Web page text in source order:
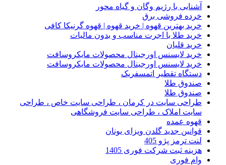
آشنایی با رژیم وگان و گیاه محور
خرده فروشی برق
خرید بهترین قهوه | خرید قهوه | قهوه گرنیکا کافی
خرید طلا با اجرت مناسب و بدون مالیات
خرید قلیان
خرید لایسنس اورجینال محصولات مایکروسافت
خرید لایسنس اورجینال محصولات مایکروسافت
دستگاه تقطیر اتمسفریک
صندوق طلا
صندوق طلا
طراحی سایت در کرمان ، طراحی سایت خاص ، طراحی
سایت املاک ، طراحی سایت فروشگاهی
قهوه عمده
قوانین جدید گلدن ویزای یونان
لنت ترمز پژو 405
هزینه ثبت شرکت فوری 1405
وام فوری